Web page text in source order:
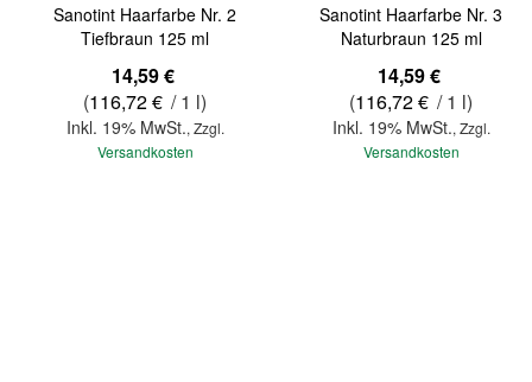
Sanotint Haarfarbe Nr. 2
Tiefbraun 125 ml
14,59 €
(116,72 € / 1 l)
Inkl. 19% MwSt., Zzgl.
Versandkosten
Sanotint Haarfarbe Nr. 3
Naturbraun 125 ml
14,59 €
(116,72 € / 1 l)
Inkl. 19% MwSt., Zzgl.
Versandkosten